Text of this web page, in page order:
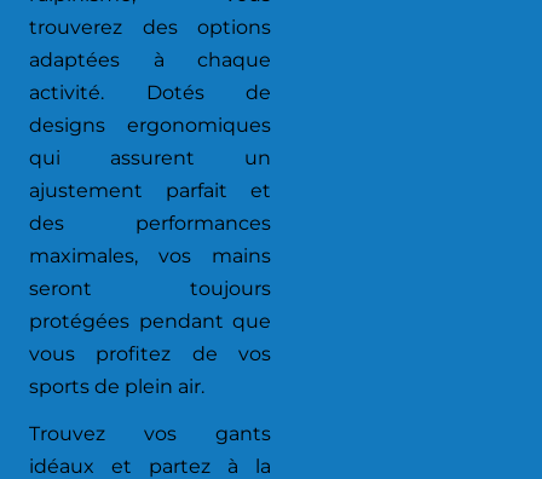
trouverez des options
adaptées à chaque
activité. Dotés de
designs ergonomiques
qui assurent un
ajustement parfait et
des performances
maximales, vos mains
seront toujours
protégées pendant que
vous profitez de vos
sports de plein air.
Trouvez vos gants
idéaux et partez à la